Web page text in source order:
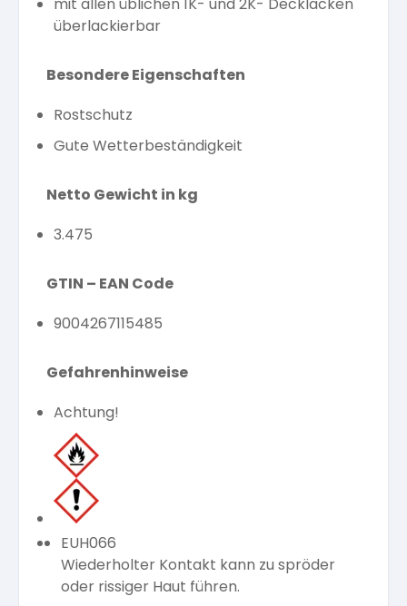
überlackierbar
Besondere Eigenschaften
Rostschutz
Gute Wetterbeständigkeit
Netto Gewicht in kg
3.475
GTIN – EAN Code
9004267115485
Gefahrenhinweise
Achtung!
EUH066
Wiederholter Kontakt kann zu spröder
oder rissiger Haut führen.